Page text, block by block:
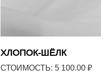
ХЛОПОК-ШЁЛК
СТОИМОСТЬ: 5 100.00 ₽